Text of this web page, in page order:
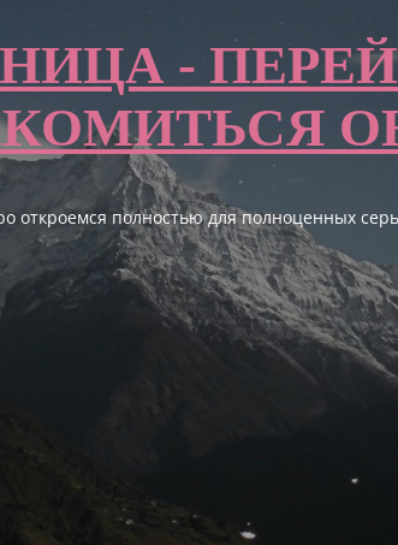
-
откроемся полностью для полноценных